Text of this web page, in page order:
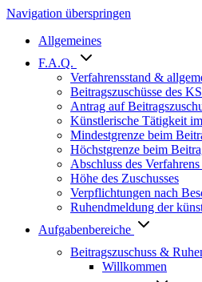
Navigation überspringen
Allgemeines
F.A.Q.
Verfahrensstand &
Beitragszuschüsse des
Antrag auf
Künstlerische Tätigkeit
Mindestgrenze beim
Höchstgrenze beim
Abschluss des
Höhe des Zuschusses
Verpflichtungen nach
Ruhendmeldung der
Aufgabenbereiche
Beitragszuschuss &
Willkommen